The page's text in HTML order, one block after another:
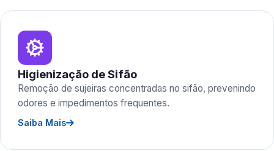
Higienização de Sifão
Remoção de sujeiras concentradas no sifão, prevenindo
odores e impedimentos frequentes.
Saiba Mais